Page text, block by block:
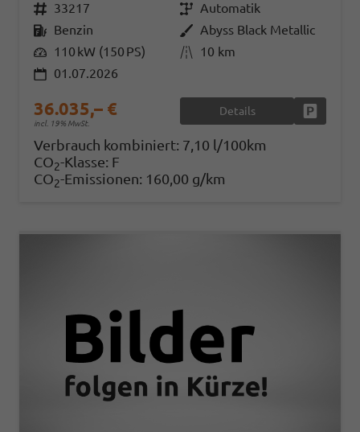
Fahrzeugnr. 33217 GetriebeAutomatik
Kraftstoff Benzin AußenfarbeAbyss Black Metallic
Leistung 110 kW (150 PS) Kilometerstand 10 km
01.07.2026
36.035,– €
incl. 19% MwSt.
Details
Verbrauch kombiniert: 7,10 l/100km
CO2-Klasse: F
CO2-Emissionen: 160,00 g/km